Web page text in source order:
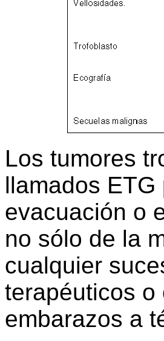
Los tumores
llamados
evacuación o
no sólo de la
cualquier
terapéuticos
embarazos a